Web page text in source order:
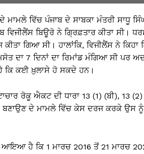
ਵਿੱਚ ਪੰਜਾਬ ਦੇ ਸਾਬਕਾ ਮੰਤਰੀ ਸਾਧੂ
ਵਿਜੀਲੈਂਸ ਬਿਊਰੋ ਨੇ ਗ੍ਰਿਫ਼ਤਾਰ ਕੀਤਾ ਸੀ।
ਗਿਆ ਸੀ। ਹਾਲਾਂਕਿ, ਵਿਜੀਲੈਂਸ ਨੇ
7 ਦਿਨਾਂ ਦਾ ਰਿਮਾਂਡ ਮੰਗਿਆ ਸੀ ਪਰ
ਕਿ ਕਈ ਖ਼ੁਲਾਸੇ ਹੋ ਸਕਦੇ ਹਨ।
ਰੋਕੂ ਐਕਟ ਦੀ ਧਾਰਾ 13 (1) (ਬੀ), 13
ਦੇ ਮਾਮਲੇ ਵਿੱਚ ਕੇਸ ਦਰਜ ਕਰਕੇ ਉਸ ਨੂੰ
ਹੈ ਕਿ 1 ਮਾਰਚ 2016 ਤੋਂ 21 ਮਾਰਚ